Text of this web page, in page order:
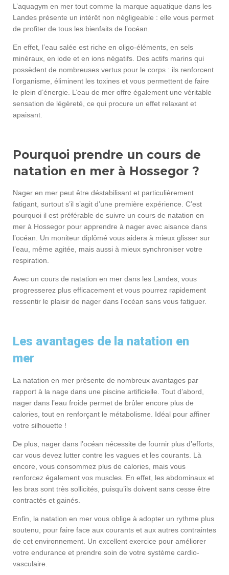
L’aquagym en mer tout comme la marque aquatique dans les
Landes présente un intérêt non négligeable : elle vous permet
de profiter de tous les bienfaits de l’océan.
En effet, l’eau salée est riche en oligo-éléments, en sels
minéraux, en iode et en ions négatifs. Des actifs marins qui
possèdent de nombreuses vertus pour le corps : ils renforcent
l’organisme, éliminent les toxines et vous permettent de faire
le plein d’énergie. L’eau de mer offre également une véritable
sensation de légèreté, ce qui procure un effet relaxant et
apaisant.
Pourquoi prendre un cours de
natation en mer à Hossegor ?
Nager en mer peut être déstabilisant et particulièrement
fatigant, surtout s’il s’agit d’une première expérience. C’est
pourquoi il est préférable de suivre un cours de natation en
mer à Hossegor pour apprendre à nager avec aisance dans
l’océan. Un moniteur diplômé vous aidera à mieux glisser sur
l’eau, même agitée, mais aussi à mieux synchroniser votre
respiration.
Avec un cours de natation en mer dans les Landes, vous
progresserez plus efficacement et vous pourrez rapidement
ressentir le plaisir de nager dans l’océan sans vous fatiguer.
Les avantages de la natation en
mer
La natation en mer présente de nombreux avantages par
rapport à la nage dans une piscine artificielle. Tout d’abord,
nager dans l’eau froide permet de brûler encore plus de
calories, tout en renforçant le métabolisme. Idéal pour affiner
votre silhouette !
De plus, nager dans l’océan nécessite de fournir plus d’efforts,
car vous devez lutter contre les vagues et les courants. Là
encore, vous consommez plus de calories, mais vous
renforcez également vos muscles. En effet, les abdominaux et
les bras sont très sollicités, puisqu’ils doivent sans cesse être
contractés et gainés.
Enfin, la natation en mer vous oblige à adopter un rythme plus
soutenu, pour faire face aux courants et aux autres contraintes
de cet environnement. Un excellent exercice pour améliorer
votre endurance et prendre soin de votre système cardio-
vasculaire.